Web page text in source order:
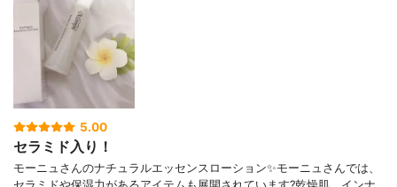
5.00
セラミド入り！
モーニュさんのナチュラルエッセンスローション✨モーニュさんでは、